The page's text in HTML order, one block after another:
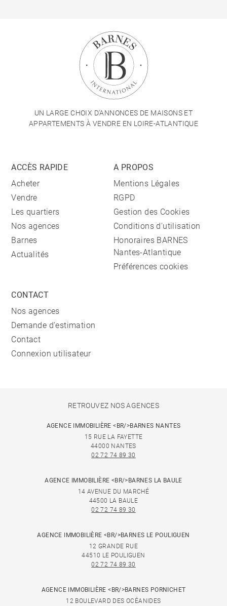
UN LARGE CHOIX D'ANNONCES DE MAISONS ET
APPARTEMENTS À VENDRE EN LOIRE-ATLANTIQUE
ACCÈS RAPIDE
Acheter
Vendre
Les quartiers
Nos agences
Barnes
Actualités
A PROPOS
Mentions Légales
RGPD
Gestion des Cookies
Conditions d'utilisation
Honoraires BARNES
Nantes-Atlantique
Préférences cookies
CONTACT
Nos agences
Demande d'estimation
Contact
Connexion utilisateur
RETROUVEZ NOS AGENCES
AGENCE IMMOBILIÈRE <BR/>BARNES NANTES
15 RUE LA FAYETTE
44000 NANTES
02 72 74 89 30
AGENCE IMMOBILIÈRE <BR/>BARNES LA BAULE
14 AVENUE DU MARCHÉ
44500 LA BAULE
02 72 74 89 30
AGENCE IMMOBILIÈRE <BR/>BARNES LE POULIGUEN
12 GRANDE RUE
44510 LE POULIGUEN
02 72 74 89 30
AGENCE IMMOBILIÈRE <BR/>BARNES PORNICHET
12 BOULEVARD DES OCÉANIDES